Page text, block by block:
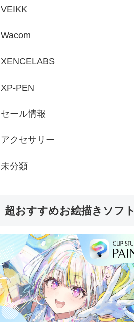
VEIKK
Wacom
XENCELABS
XP-PEN
セール情報
アクセサリー
未分類
超おすすめお絵描きソフト